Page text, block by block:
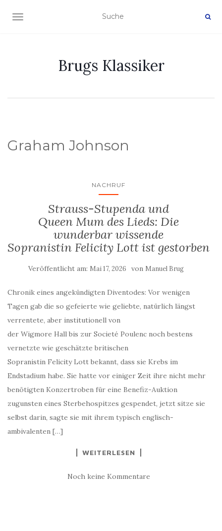
NAVIGATION EIN-/AUSSCHALTEN
Brugs Klassiker
Graham Johnson
NACHRUF
Strauss-Stupenda und
Queen Mum des Lieds: Die
wunderbar wissende
Sopranistin Felicity Lott ist gestorben
Veröffentlicht am: Mai 17, 2026 von Manuel Brug
Chronik eines angekündigten Diventodes: Vor wenigen
Tagen gab die so gefeierte wie geliebte, natürlich längst
verrentete, aber institutionell von
der Wigmore Hall bis zur Societé Poulenc noch bestens
vernetzte wie geschätzte britischen
Sopranistin Felicity Lott bekannt, dass sie Krebs im
Endstadium habe. Sie hatte vor einiger Zeit ihre nicht mehr
benötigten Konzertroben für eine Benefiz-Auktion
zugunsten eines Sterbehospitzes gespendet, jetzt sitze sie
selbst darin, sagte sie mit ihrem typisch englisch-
ambivalenten […]
WEITERLESEN
Noch keine Kommentare